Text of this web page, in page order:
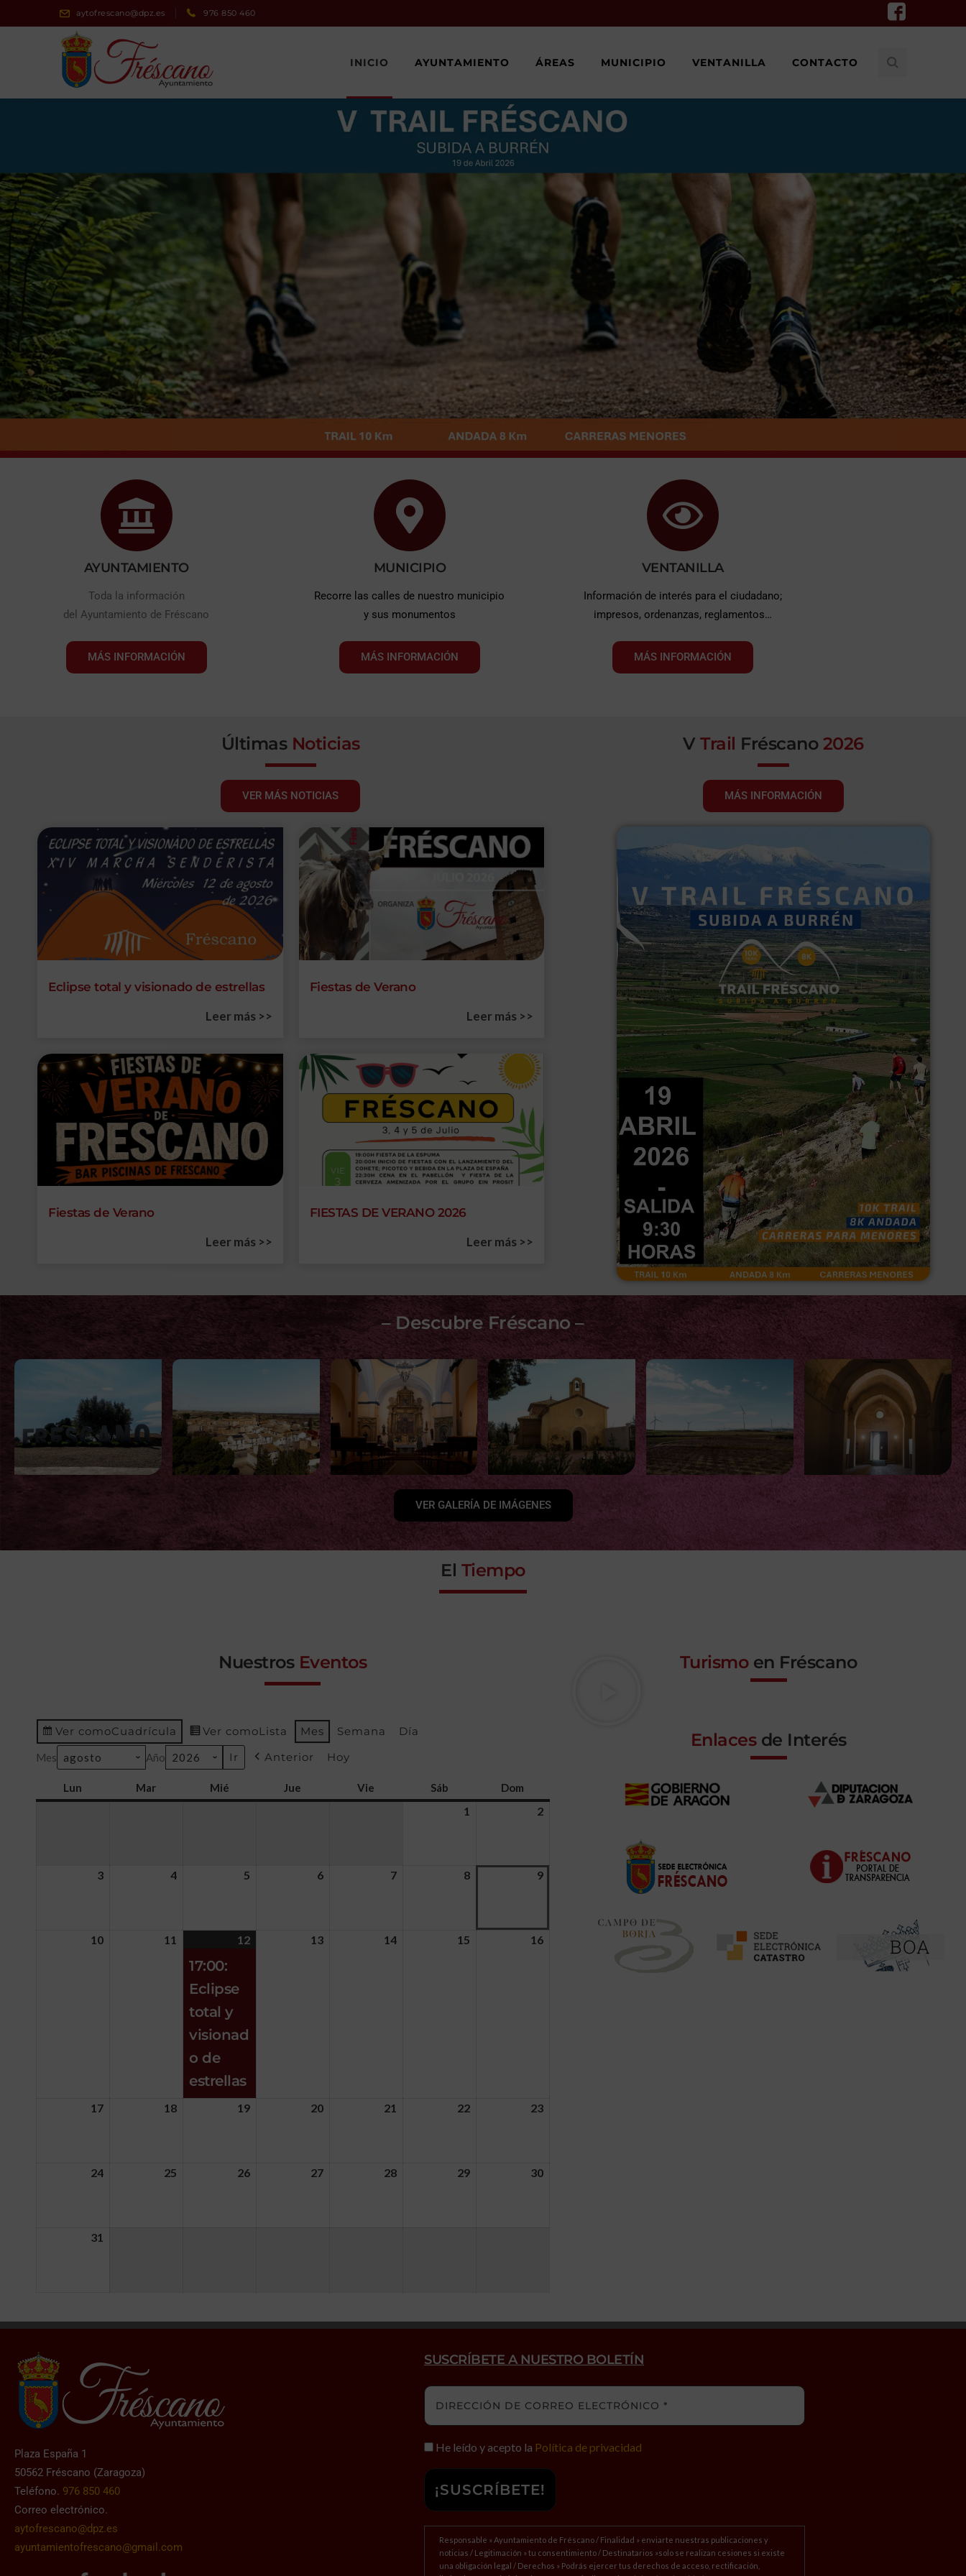
aytofrescano@dpz.es 976 850 460
INICIO AYUNTAMIENTO ÁREAS MUNICIPIO VENTANILLA CONTACTO
AYUNTAMIENTO
Toda la información
del Ayuntamiento de Fréscano
MÁS INFORMACIÓN
MUNICIPIO
Recorre las calles de nuestro municipio
y sus monumentos
MÁS INFORMACIÓN
VENTANILLA
Información de interés para el ciudadano;
impresos, ordenanzas, reglamentos…
MÁS INFORMACIÓN
Últimas Noticias
VER MÁS NOTICIAS
Eclipse total y visionado de estrellas
Leer más >>
Fiestas de Verano
Leer más >>
Fiestas de Verano
Leer más >>
FIESTAS DE VERANO 2026
Leer más >>
VTrail Fréscano 2026
MÁS INFORMACIÓN
– Descubre Fréscano –
VER GALERÍA DE IMÁGENES
El Tiempo
Nuestros Eventos
Ver comoCuadrícula Ver comoLista Mes Semana Día
Mes Año Anterior Hoy
Lun Mar Mié Jue Vie Sáb Dom
1 2
3 4 5 6 7 8 9
10 11 12
17:00:
Eclipse
total y
visionad
o de
estrellas
13 14 15 16
17 18 19 20 21 22 23
24 25 26 27 28 29 30
31
Turismo en Fréscano
Enlaces de Interés
Plaza España 1
50562 Fréscano (Zaragoza)
Teléfono. 976 850 460
Correo electrónico.
aytofrescano@dpz.es
ayuntamientofrescano@gmail.com
SUSCRÍBETE A NUESTRO BOLETÍN
He leído y acepto la Política de privacidad
Responsable » Ayuntamiento de Fréscano / Finalidad » enviarte nuestras publicaciones y
noticias / Legitimación » tu consentimiento / Destinatarios »solo se realizan cesiones si existe
una obligación legal / Derechos » Podrás ejercer tus derechos de acceso, rectificación,